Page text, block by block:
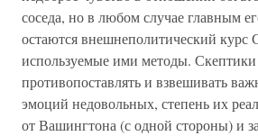
соседа, но в любом случае главным
остаются внешнеполитический
используемые ими методы.
противопоставлять и взвешивать
эмоций недовольных, степень их
от Вашингтона (с одной стороны) и